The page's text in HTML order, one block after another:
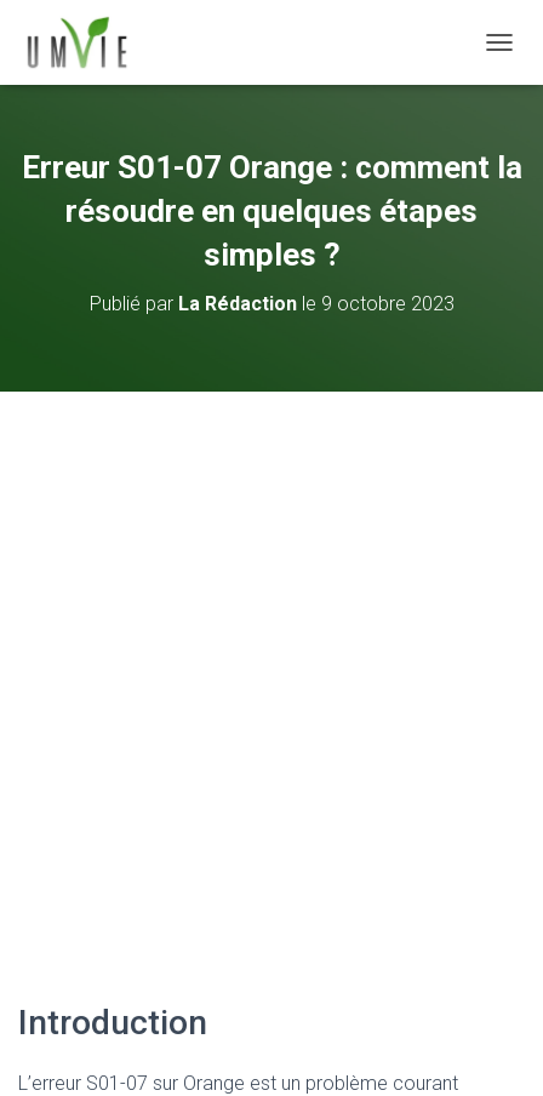
Erreur S01-07 Orange : comment la
résoudre en quelques étapes
simples ?
Publié par La Rédactionle 9 octobre 2023
Introduction
L’erreur S01-07 sur Orange est un problème courant